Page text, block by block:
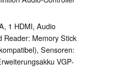
1 HDMI, Audio
Reader: Memory Stick
Sensoren:
VGP-